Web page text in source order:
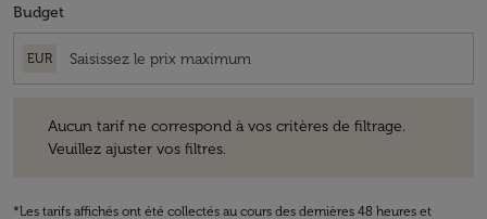
Budget
EUR
Aucun tarif ne correspond à vos critères de filtrage.
Veuillez ajuster vos filtres.
*Les tarifs affichés ont été collectés au cours des dernières 48 heures et